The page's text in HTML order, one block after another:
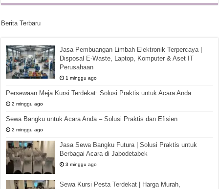
Berita Terbaru
Jasa Pembuangan Limbah Elektronik Terpercaya |
Disposal E-Waste, Laptop, Komputer & Aset IT
Perusahaan
1 minggu ago
Persewaan Meja Kursi Terdekat: Solusi Praktis untuk Acara Anda
2 minggu ago
Sewa Bangku untuk Acara Anda – Solusi Praktis dan Efisien
2 minggu ago
Jasa Sewa Bangku Futura | Solusi Praktis untuk
Berbagai Acara di Jabodetabek
3 minggu ago
Sewa Kursi Pesta Terdekat | Harga Murah,